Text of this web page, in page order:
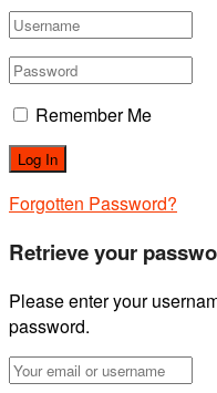
Remember Me
Forgotten Password?
Retrieve your
Please enter your
password.